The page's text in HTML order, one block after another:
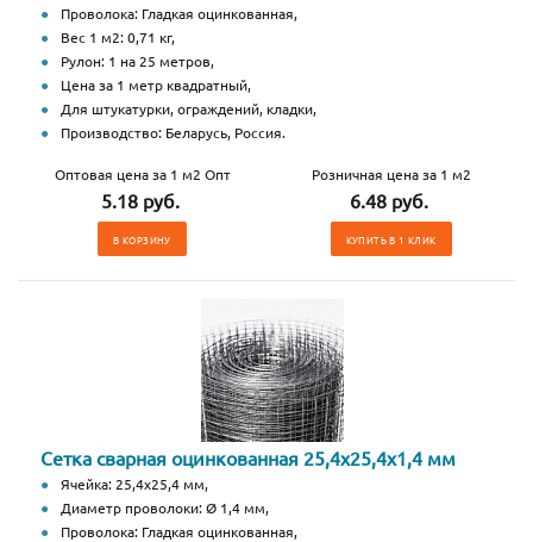
Проволока: Гладкая оцинкованная,
Вес 1 м2: 0,71 кг,
Рулон: 1 на 25 метров,
Цена за 1 метр квадратный,
Для штукатурки, ограждений, кладки,
Производство: Беларусь, Россия.
Оптовая цена за 1 м2 Опт
5.18 руб.
В КОРЗИНУ
Розничная цена за 1 м2
6.48 руб.
КУПИТЬ В 1 КЛИК
Сетка сварная оцинкованная 25,4х25,4х1,4 мм
Ячейка: 25,4х25,4 мм,
Диаметр проволоки: Ø 1,4 мм,
Проволока: Гладкая оцинкованная,